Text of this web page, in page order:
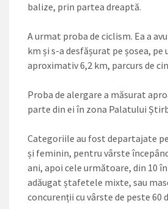
balize, prin partea dreaptă.
A urmat proba de ciclism. Ea a
km și s-a desfășurat pe șosea, pe
aproximativ 6,2 km, parcurs de
Proba de alergare a măsurat
parte din ei în zona Palatului
Categoriile au fost departajate
și feminin, pentru vârste începând
ani, apoi cele următoare, din 10
adăugat ștafetele mixte, sau
concurenții cu vârste de peste 60